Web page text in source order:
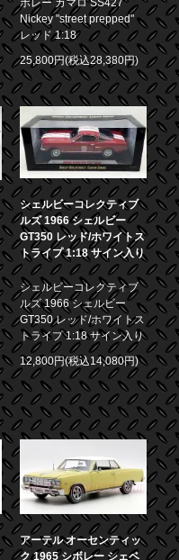
Nickey "street prepped"
レッド 1:18
25,800円(税込28,380円)
シェルビーコレクティブ
ルズ 1966 シェルビー
GT350 レッド/ホワイトス
トライプ 1:18 サイン入り
シェルビーコレクティブ
ルズ 1966 シェルビー
GT350 レッド/ホワイトス
トライプ 1:18 サイン入り
12,800円(税込14,080円)
アーテル オーセンティッ
ク 1965 シボレー シェベ